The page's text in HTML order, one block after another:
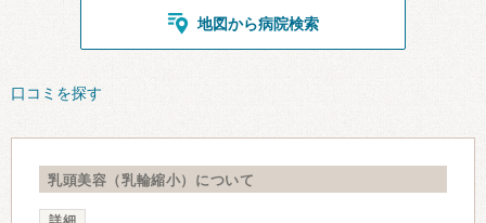
地図から病院検索
口コミを探す
乳頭美容（乳輪縮小）について